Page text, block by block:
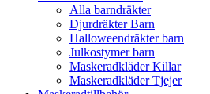
Alla barndräkter
Djurdräkter Barn
Halloweendräkter barn
Julkostymer barn
Maskeradkläder Killar
Maskeradkläder Tjejer